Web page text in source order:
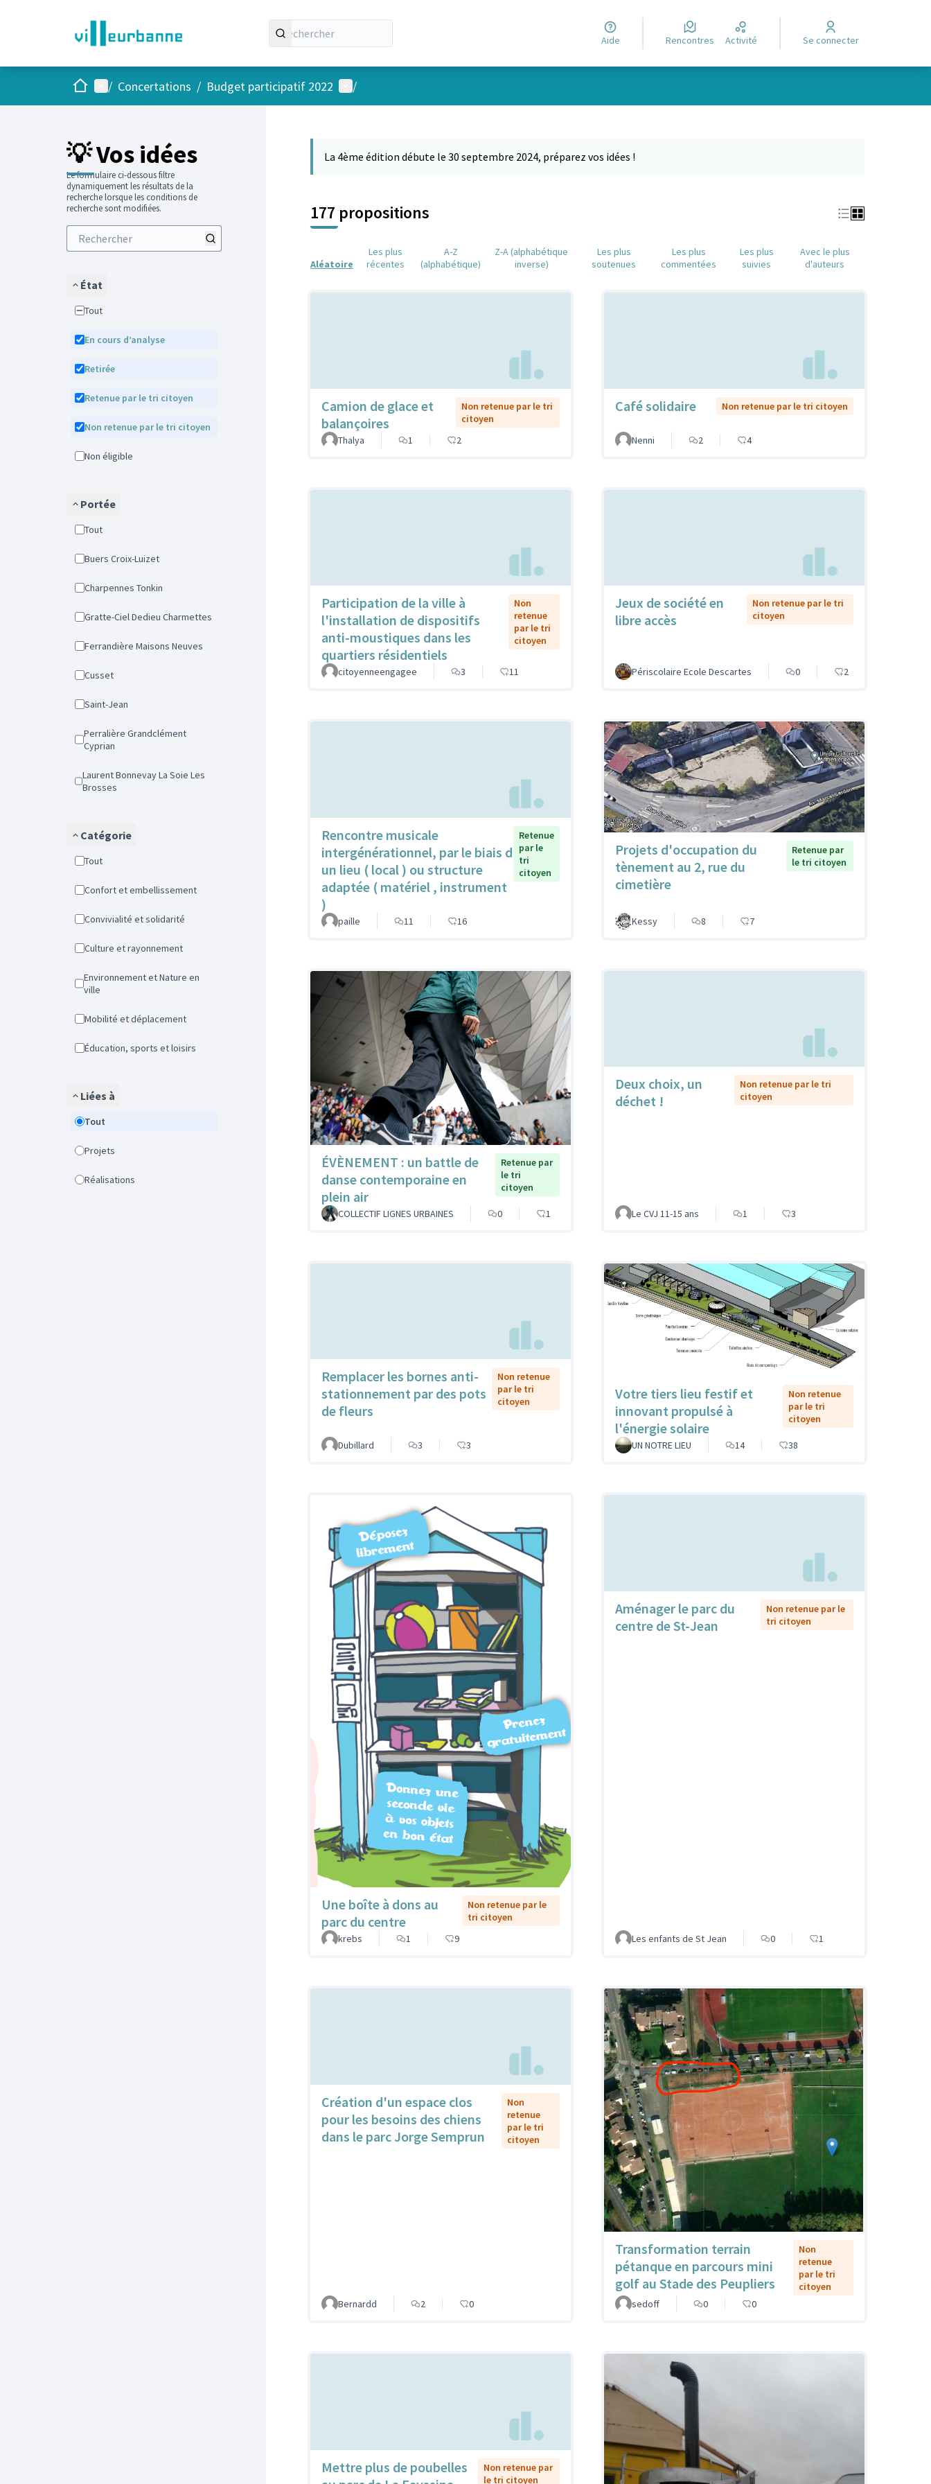
Aide Rencontres Activité Se connecter
AccueilMenu principal
/ Concertations / Budget participatif 2022 Menu utilisateur
/
💡 Vos idées
Le formulaire ci-dessous filtre
dynamiquement les résultats de la
recherche lorsque les conditions de
recherche sont modifiées.
État
Tout
En cours d’analyse
Retirée
Retenue par le tri citoyen
Non retenue par le tri citoyen
Non éligible
Portée
Tout
Buers Croix-Luizet
Charpennes Tonkin
Gratte-Ciel Dedieu Charmettes
Ferrandière Maisons Neuves
Cusset
Saint-Jean
Perralière Grandclément
Cyprian
Laurent Bonnevay La Soie Les
Brosses
Catégorie
Tout
Confort et embellissement
Convivialité et solidarité
Culture et rayonnement
Environnement et Nature en
ville
Mobilité et déplacement
Éducation, sports et loisirs
Liées à
Tout
Projets
Réalisations
La 4ème édition débute le 30 septembre 2024, préparez vos idées !
177 propositions
Aléatoire
Les plus
récentes
A-Z
(alphabétique)
Z-A (alphabétique
inverse)
Les plus
soutenues
Les plus
commentées
Les plus
suivies
Avec le plus
d'auteurs
Camion de glace et
balançoires
Non retenue par le tri
citoyen
Thalya
1 2
Café solidaire Non retenue par le tri citoyen
Nenni 2 4
Participation de la ville à
l'installation de dispositifs
anti-moustiques dans les
quartiers résidentiels
Non
retenue
par le tri
citoyen
citoyenneengagee 3 11
Jeux de société en
libre accès
Non retenue par le tri
citoyen
Périscolaire Ecole Descartes 0 2
Rencontre musicale
intergénérationnel, par le biais d
un lieu ( local ) ou structure
adaptée ( matériel , instrument
)
Retenue
par le
tri
citoyen
paille 11 16
Projets d'occupation du
tènement au 2, rue du
cimetière
Retenue par
le tri citoyen
Kessy 8 7
ÉVÈNEMENT : un battle de
danse contemporaine en
plein air
Retenue par
le tri
citoyen
COLLECTIF LIGNES URBAINES 0 1
Deux choix, un
déchet !
Non retenue par le tri
citoyen
Le CVJ 11-15 ans 1 3
Remplacer les bornes anti-
stationnement par des pots
de fleurs
Non retenue
par le tri
citoyen
Dubillard 3 3
Votre tiers lieu festif et
innovant propulsé à
l'énergie solaire
Non retenue
par le tri
citoyen
UN NOTRE LIEU 14 38
Une boîte à dons au
parc du centre
Non retenue par le
tri citoyen
krebs
1 9
Aménager le parc du
centre de St-Jean
Non retenue par le
tri citoyen
Les enfants de St Jean 0 1
Création d'un espace clos
pour les besoins des chiens
dans le parc Jorge Semprun
Non
retenue
par le tri
citoyen
Bernardd 2 0
Transformation terrain
pétanque en parcours mini
golf au Stade des Peupliers
Non
retenue
par le tri
citoyen
sedoff
0 0
Mettre plus de poubelles
Non retenue par
le tri citoyen